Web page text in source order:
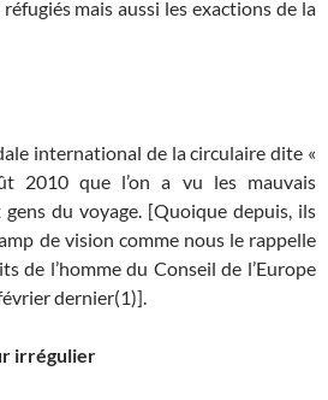
mais aussi les exactions de la
international de la circulaire dite «
2010 que l’on a vu les mauvais
du voyage. [Quoique depuis, ils
de vision comme nous le rappelle
de l’homme du Conseil de l’Europe
dernier(1)].
irrégulier